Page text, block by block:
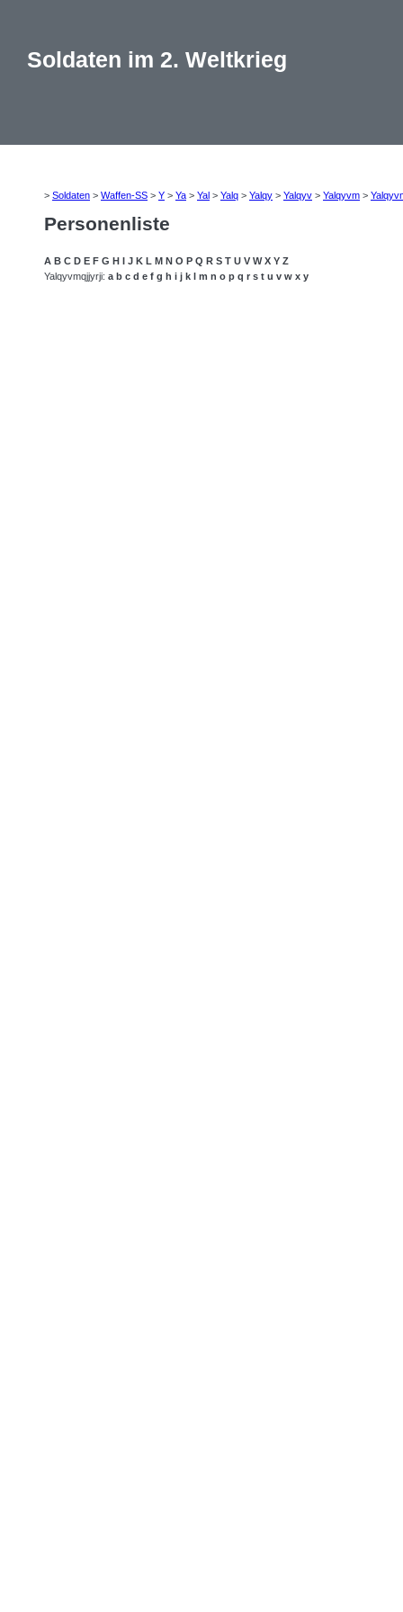
Soldaten im 2. Weltkrieg
> Soldaten > Waffen-SS > Y > Ya > Yal > Yalq > Yalqy > Yalqyv > Yalqyvm >
Personenliste
A B C D E F G H I J K L M N O P Q R S T U V W X Y Z
Yalqyvmqjjyrji: a b c d e f g h i j k l m n o p q r s t u v w x y